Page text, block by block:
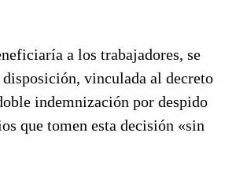
a los trabajadores, se
vinculada al decreto
indemnización por despido
que tomen esta decisión «sin